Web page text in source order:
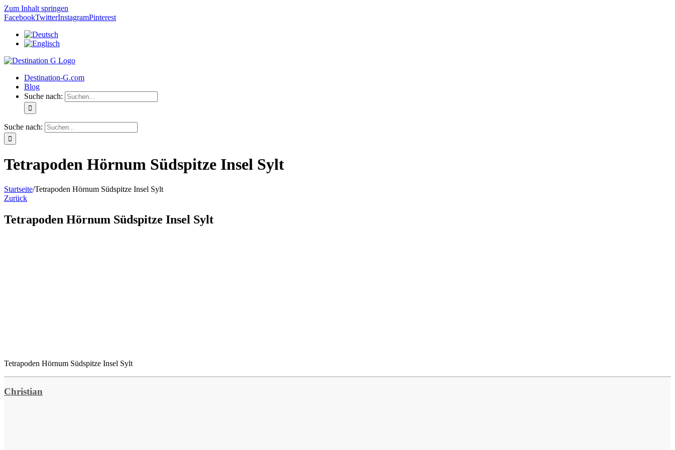
Zum Inhalt springen
FacebookTwitterInstagramPinterest
Destination-G.com
Blog
Suche nach:
Suche nach:
Tetrapoden Hörnum Südspitze Insel Sylt
Startseite/Tetrapoden Hörnum Südspitze Insel Sylt
Zurück
Tetrapoden Hörnum Südspitze Insel Sylt
Tetrapoden Hörnum Südspitze Insel Sylt
Christian